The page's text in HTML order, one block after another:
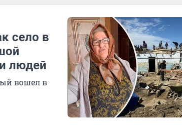
село в
людей
вошел в